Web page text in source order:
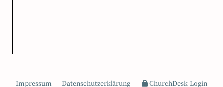
Impressum Datenschutzerklärung ChurchDesk-Login